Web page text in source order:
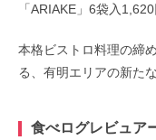
「ARIAKE」6袋入
本格ビストロ料理の締
る、有明エリアの新た
食べログレビュア